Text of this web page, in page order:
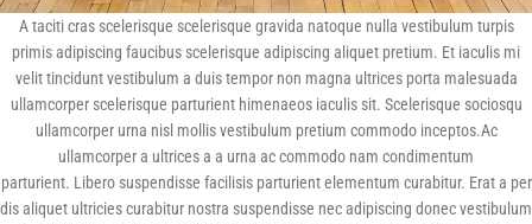
A taciti cras scelerisque scelerisque gravida natoque nulla vestibulum turpis
primis adipiscing faucibus scelerisque adipiscing aliquet pretium. Et iaculis mi
velit tincidunt vestibulum a duis tempor non magna ultrices porta malesuada
ullamcorper scelerisque parturient himenaeos iaculis sit. Scelerisque sociosqu
ullamcorper urna nisl mollis vestibulum pretium commodo inceptos.Ac
ullamcorper a ultrices a a urna ac commodo nam condimentum
parturient. Libero suspendisse facilisis parturient elementum curabitur. Erat a per
dis aliquet ultricies curabitur nostra suspendisse nec adipiscing donec vestibulum